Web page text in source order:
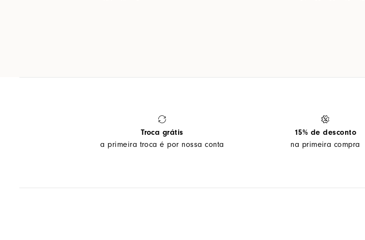
Troca grátis
a primeira troca é por nossa conta
15% de desconto
na primeira compra